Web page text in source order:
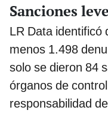
Sanciones
LR Data identificó
menos 1.498
solo se dieron 84
órganos de
responsabilidad